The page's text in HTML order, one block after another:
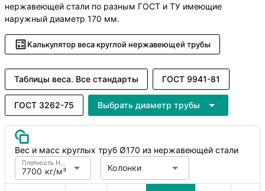
нержавеющей стали по разным ГОСТ и ТУ имеющие
наружный диаметр 170 мм.
Калькулятор веса круглой нержавеющей трубы
Таблицы веса. Все стандарты ГОСТ 9941-81
ГОСТ 3262-75 Выбрать диаметр трубы
Вес и масс круглых труб Ø170 из нержавеющей стали
7700 кг/м³
Плотность Нержавеющая сталь Колонки